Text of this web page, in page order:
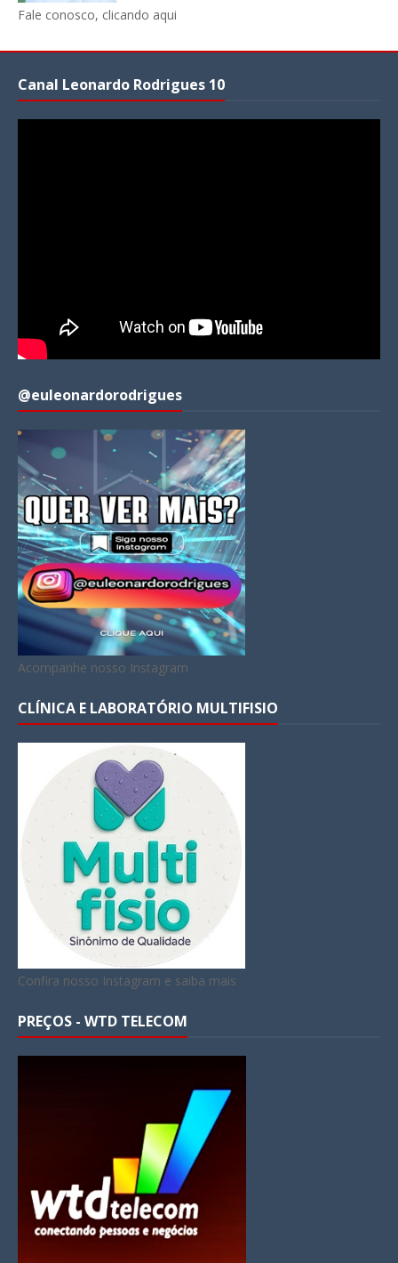
Fale conosco, clicando aqui
Canal Leonardo Rodrigues 10
@euleonardorodrigues
Acompanhe nosso Instagram
CLÍNICA E LABORATÓRIO MULTIFISIO
Confira nosso Instagram e saiba mais
PREÇOS - WTD TELECOM